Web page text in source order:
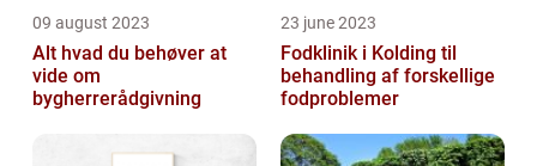
09 august 2023
Alt hvad du behøver at
vide om
bygherrerådgivning
23 june 2023
Fodklinik i Kolding til
behandling af forskellige
fodproblemer